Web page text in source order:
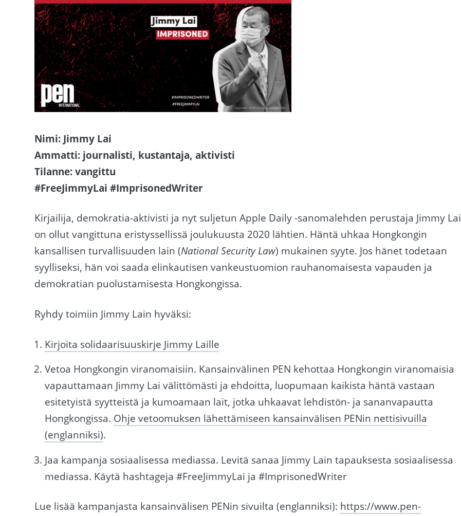
Nimi: Jimmy Lai
Ammatti: journalisti, kustantaja, aktivisti
Tilanne: vangittu
#FreeJimmyLai #ImprisonedWriter
Kirjailija, demokratia-aktivisti ja nyt suljetun Apple Daily -sanomalehden perustaja Jimmy Lai
on ollut vangittuna eristyssellissä joulukuusta 2020 lähtien. Häntä uhkaa Hongkongin
kansallisen turvallisuuden lain (National Security Law) mukainen syyte. Jos hänet todetaan
syylliseksi, hän voi saada elinkautisen vankeustuomion rauhanomaisesta vapauden ja
demokratian puolustamisesta Hongkongissa.
Ryhdy toimiin Jimmy Lain hyväksi:
Kirjoita solidaarisuuskirje Jimmy Laille
Vetoa Hongkongin viranomaisiin. Kansainvälinen PEN kehottaa Hongkongin viranomaisia ​​
vapauttamaan Jimmy Lai välittömästi ja ehdoitta, luopumaan kaikista häntä vastaan ​​
esitetyistä syytteistä ja kumoamaan lait, jotka uhkaavat lehdistön- ja sananvapautta
Hongkongissa. Ohje vetoomuksen lähettämiseen kansainvälisen PENin nettisivuilla
(englanniksi).
Jaa kampanja sosiaalisessa mediassa. Levitä sanaa Jimmy Lain tapauksesta sosiaalisessa
mediassa. Käytä hashtageja #FreeJimmyLai ja #ImprisonedWriter
Lue lisää kampanjasta kansainvälisen PENin sivuilta (englanniksi): https://www.pen-